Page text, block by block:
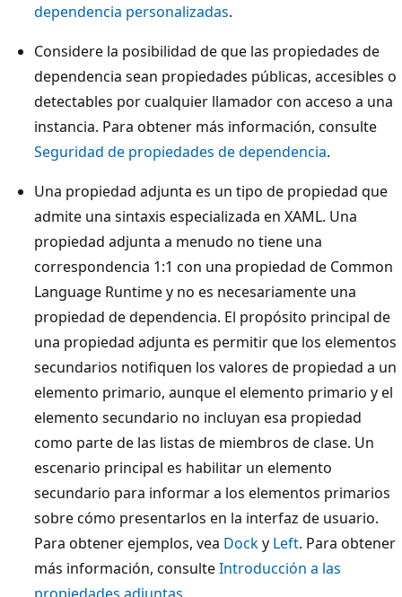
dependencia personalizadas.
Considere la posibilidad de que las propiedades de
dependencia sean propiedades públicas, accesibles o
detectables por cualquier llamador con acceso a una
instancia. Para obtener más información, consulte
Seguridad de propiedades de dependencia.
Una propiedad adjunta es un tipo de propiedad que
admite una sintaxis especializada en XAML. Una
propiedad adjunta a menudo no tiene una
correspondencia 1:1 con una propiedad de Common
Language Runtime y no es necesariamente una
propiedad de dependencia. El propósito principal de
una propiedad adjunta es permitir que los elementos
secundarios notifiquen los valores de propiedad a un
elemento primario, aunque el elemento primario y el
elemento secundario no incluyan esa propiedad
como parte de las listas de miembros de clase. Un
escenario principal es habilitar un elemento
secundario para informar a los elementos primarios
sobre cómo presentarlos en la interfaz de usuario.
Para obtener ejemplos, vea Docky Left. Para obtener
más información, consulteIntroducción a las
propiedades adjuntas